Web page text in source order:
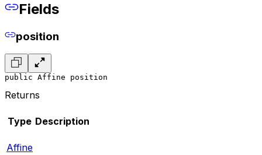
Fields
position
public Affine position
Returns
Type Description
Affine